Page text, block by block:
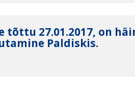
tõttu 27.01.2017, on
Paldiskis.